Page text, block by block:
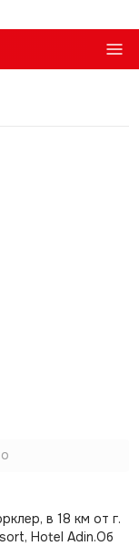
в 18 км от г.
Hotel Adin.Об